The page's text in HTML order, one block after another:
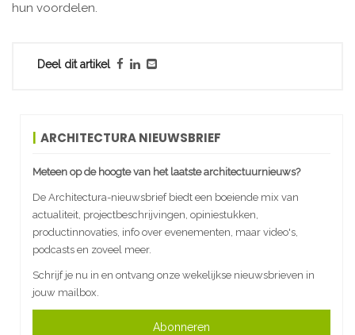
hun voordelen.
Deel dit artikel
ARCHITECTURA NIEUWSBRIEF
Meteen op de hoogte van het laatste architectuurnieuws?
De Architectura-nieuwsbrief biedt een boeiende mix van
actualiteit, projectbeschrijvingen, opiniestukken,
productinnovaties, info over evenementen, maar video's,
podcasts en zoveel meer.
Schrijf je nu in en ontvang onze wekelijkse nieuwsbrieven in
jouw mailbox.
Abonneren